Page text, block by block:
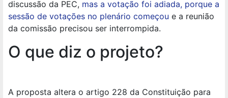
discussão da PEC, mas a votação foi adiada, porque a
sessão de votações no plenário começou e a reunião
da comissão precisou ser interrompida.
O que diz o projeto?
A proposta altera o artigo 228 da Constituição para